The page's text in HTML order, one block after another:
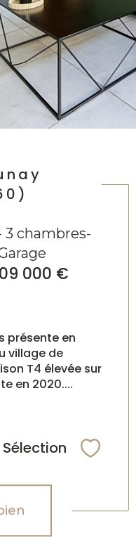
3 chambres-
000 €
présente en
village de
T4 élevée sur
en 2020....
Sélection